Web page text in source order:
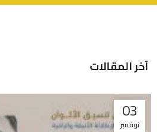
آخر المقالات
03
نوفمبر